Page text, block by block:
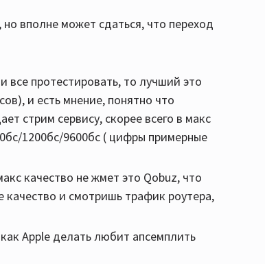
вполне может сдаться, что переход
все протестировать, то лучший это
и есть мнение, понятно что
стрим сервису, скорее всего в макс
1200бс/9600бс ( цифры примерные
качество не жмет это Qobuz, что
и смотришь трафик роутера,
Apple делать любит апсемплить